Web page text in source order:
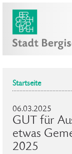
Startseite
06.03.2025
GUT für
etwas
2025